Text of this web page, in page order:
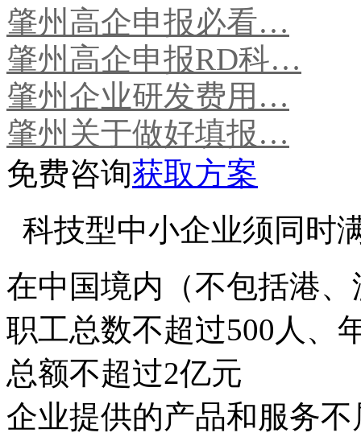
肇州高企申报必看…
肇州高企申报RD科…
肇州企业研发费用…
肇州关于做好填报…
免费咨询获取方案
科技型中小企业须同时
在中国境内（不包括港
职工总数不超过500人、
总额不超过2亿元
企业提供的产品和服务